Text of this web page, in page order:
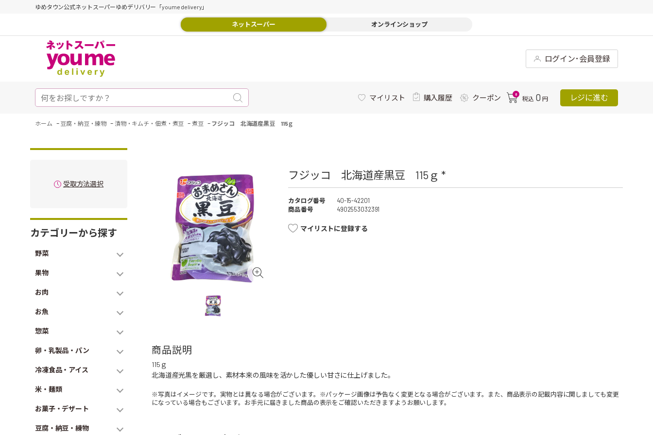
ゆめタウン公式ネットスーパーゆめデリバリー「youme delivery」
ネットスーパー オンラインショップ
ログイン･会員登録
マイリスト 購入履歴 クーポン 0
税込 0 円 レジに進む
ホーム - 豆腐・納豆・練物 - 漬物・キムチ・佃煮・煮豆 - 煮豆 - フジッコ 北海道産黒豆 115ｇ
受取方法選択
カテゴリーから探す
野菜
果物
お肉
お魚
惣菜
卵・乳製品・パン
冷凍食品・アイス
米・麺類
お菓子・デザート
豆腐・納豆・練物
フジッコ 北海道産黒豆 115ｇ *
カタログ番号
40-15-42201
商品番号
4902553032391
マイリストに登録する
商品説明
115ｇ
北海道産光黒を厳選し、素材本来の風味を活かした優しい甘さに仕上げました。
※写真はイメージです。実物とは異なる場合がございます。※パッケージ画像は予告なく変更となる場合がございます。また、商品表示の記載内容に関しましても変更
になっている場合もございます。お手元に届きました商品の表示をご確認いただきますようお願いします。